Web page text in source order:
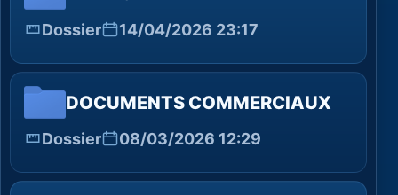
Dossier 14/04/2026 23:17
DOCUMENTS COMMERCIAUX
Dossier 08/03/2026 12:29